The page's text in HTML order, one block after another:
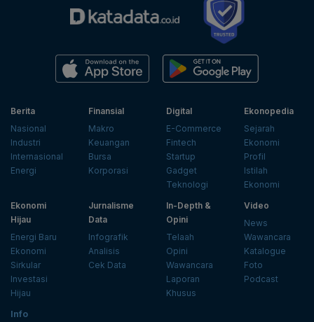
Berita
Nasional
Industri
Internasional
Energi
Finansial
Makro
Keuangan
Bursa
Korporasi
Digital
E-Commerce
Fintech
Startup
Gadget
Teknologi
Ekonopedia
Sejarah
Ekonomi
Profil
Istilah
Ekonomi
Ekonomi
Hijau
Energi Baru
Ekonomi
Sirkular
Investasi
Hijau
Jurnalisme
Data
Infografik
Analisis
Cek Data
In-Depth &
Opini
Telaah
Opini
Wawancara
Laporan
Khusus
Video
News
Wawancara
Katalogue
Foto
Podcast
Info